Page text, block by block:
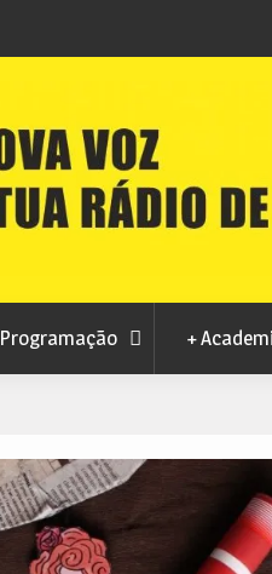
Programação +